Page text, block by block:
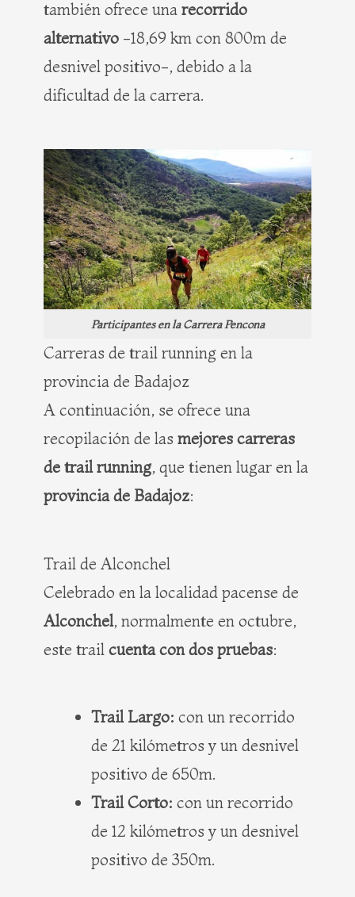
también ofrece una recorrido
alternativo -18,69 km con 800m de
desnivel positivo-, debido a la
dificultad de la carrera.
Participantes en la Carrera Pencona
Carreras de trail running en la
provincia de Badajoz
A continuación, se ofrece una
recopilación de las mejores carreras
de trail running, que tienen lugar en la
provincia de Badajoz:
Trail de Alconchel
Celebrado en la localidad pacense de
Alconchel, normalmente en octubre,
este trail cuenta con dos pruebas:
Trail Largo: con un recorrido
de 21 kilómetros y un desnivel
positivo de 650m.
Trail Corto: con un recorrido
de 12 kilómetros y un desnivel
positivo de 350m.